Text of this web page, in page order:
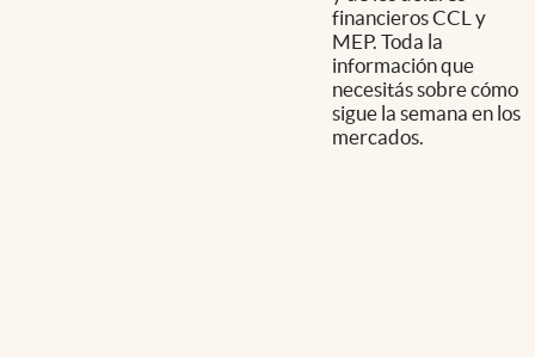
financieros CCL y
MEP. Toda la
información que
necesitás sobre cómo
sigue la semana en los
mercados.